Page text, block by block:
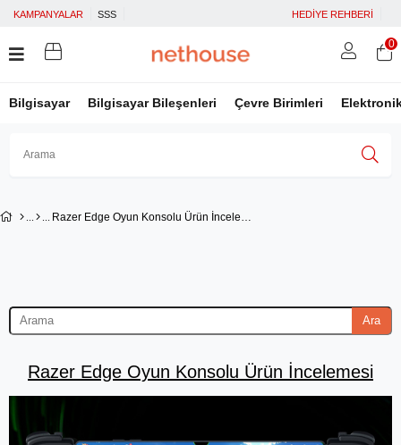
KAMPANYALAR SSS HEDİYE REHBERİ
Bilgisayar Bilgisayar Bileşenleri Çevre Birimleri
0
Razer Edge Oyun Konsolu Ürün İncelemesi
Ara
Razer Edge Oyun Konsolu Ürün İncelemesi